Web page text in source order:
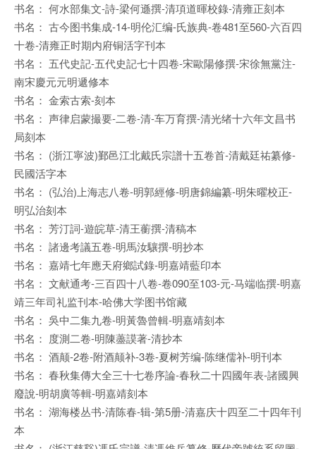
书名： 何水部集文-詩-梁何遜撰-清項道暉校錄-清雍正刻本
书名： 古今图书集成-14-明伦汇编-氏族典-卷481至560-六百四
十卷-清雍正时期内府铜活字刊本
书名： 五代史記-五代史記七十四卷-宋歐陽修撰-宋徐無黨注-
南宋慶元元明遞修本
书名： 金索古索-刻本
书名： 声律启蒙撮要-二卷-清-车万育撰-清光绪十六年文昌书
局刻本
书名： (浙江寧波)鄞邑江北戴氏宗譜十五卷首-清戴廷祐纂修-
民國活字本
书名： (弘治)上海志八卷-明郭經修-明唐錦編纂-明朱曜校正-
明弘治刻本
书名： 芳汀詞-遊皖草-清王蘅撰-清稿本
书名： 諸邊考議五卷-明馬汝驤撰-明抄本
书名： 嘉靖七年應天府鄉試錄-明嘉靖藍印本
书名： 文献通考-三百四十八卷-卷090至103-元-马端临撰-明嘉
靖三年司礼监刊本-哈佛大学图书馆藏
书名： 吳中二集九卷-明黃魯曾輯-明嘉靖刻本
书名： 度測二卷-明陳藎謨著-清抄本
书名： 酒颠-2卷-附酒颠补-3卷-夏树芳编-陈继儒补-明刊本
书名： 春秋集傳大全三十七卷序論-春秋二十四國年表-諸國興
廢說-明胡廣等輯-明嘉靖刻本
书名： 湖海楼丛书-清陈春-辑-第5册-清嘉庆十四至二十四年刊
本